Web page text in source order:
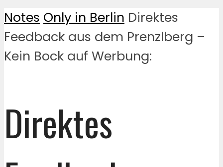
Notes Only in Berlin Direktes
Feedback aus dem Prenzlberg –
Kein Bock auf Werbung:
Direktes